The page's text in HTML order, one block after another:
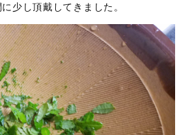
少し頂戴してきました。